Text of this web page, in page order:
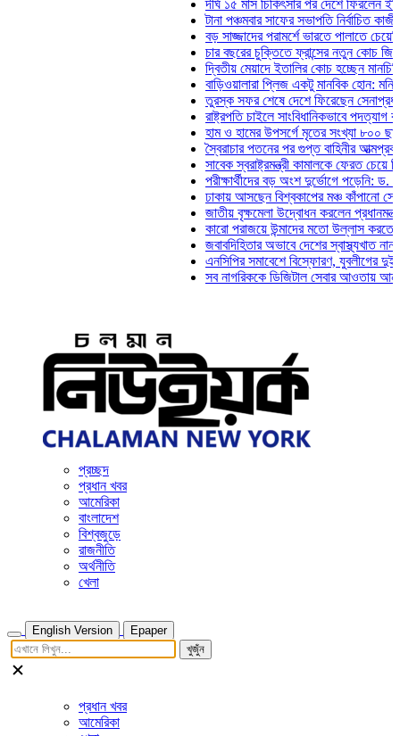
দীর্ঘ ১৫ মাস চিকিৎসার পর দেশে ফিরলেন ইলিয়াস কাঞ্চন
টানা পঞ্চমবার সাফের সভাপতি নির্বাচিত কাজী সালাহউদ্দিন
বড় সাজ্জাদের পরামর্শে ভারতে পালাতে চেয়েছিলেন
চার বছরের চুক্তিতে ফ্রান্সের নতুন কোচ জিদান
দ্বিতীয় মেয়াদে ইতালির কোচ হচ্ছেন মানচিনি
বাড়িওয়ালারা প্লিজ একটু মানবিক হোন: মনিরা মিঠু
তুরস্ক সফর শেষে দেশে ফিরেছেন সেনাপ্রধান
রাষ্ট্রপতি চাইলে সাংবিধানিকভাবে পদত্যাগ করতে পারেন:
হাম ও হামের উপসর্গে মৃতের সংখ্যা ৮০০ ছাড়াল
স্বৈরাচার পতনের পর গুপ্ত বাহিনীর আত্মপ্রকাশ:
সাবেক স্বরাষ্ট্রমন্ত্রী কামালকে ফেরত চেয়ে দিল্লিকে
পরীক্ষার্থীদের বড় অংশ দুর্ভোগে পড়েনি: ড. মাহ্‌দী আমিন
ঢাকায় আসছেন বিশ্বকাপের মঞ্চ কাঁপানো সেই সঞ্জয় দেব
জাতীয় বৃক্ষমেলা উদ্বোধন করলেন প্রধানমন্ত্রী
কারো পরাজয়ে উন্মাদের মতো উল্লাস করতে হয় না: চঞ্চল
জবাবদিহিতার অভাবে দেশের স্বাস্থ্যখাত নানা সংকটে
এনসিপির সমাবেশে বিস্ফোরণ, যুবলীগের দুই নেতাকর্মী
সব নাগরিককে ডিজিটাল সেবার আওতায় আনতে হবে:
প্রচ্ছদ
প্রধান খবর
আমেরিকা
বাংলাদেশ
বিশ্বজুড়ে
রাজনীতি
অর্থনীতি
খেলা
English Version
Epaper
খুজুঁন
প্রধান খবর
আমেরিকা